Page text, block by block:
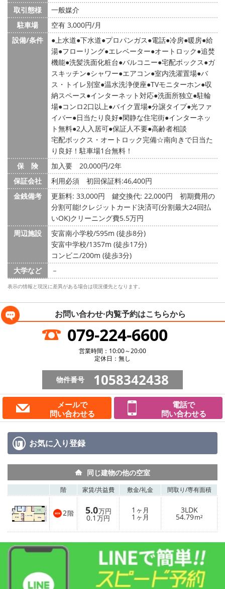
取引態様
一般媒介
駐車場
空有 3,000円/月
設備/条件
上水道 下水道 プロパンガス 電話 冷房 暖房 給
湯 フローリング エレベーター オートロック 追焚
機能 洗髪洗面化粧台 バルコニー 宅配ボックス ガ
スキッチン シャワー エアコン 室内洗濯置場 バ
ス・トイレ別室 温水洗浄便座 TVモニターホン 収
納スペース インターネット対応 洗面所独立 駐輪
場 コンロ2口以上 バイク置場 分譲タイプ 光ファ
イバー 日当たり良好 閑静な住宅街 インターネッ
ト無料 2人入居可 保証人不要 高齢者相談
宅配ボックス・オートロック完備☆南向きで日当た
り良好！駐車場1台無料！
保 険
加入要 20,000円/2年
保証会社
利用必須 初回保証料:46,400円
金銭備考
更新料: 33,000円 鍵交換代: 22,000円
初期費用の
分割可能!クレジットカード決済可(分割最大24回払
いOK)クリーニング費5.5万円
周辺施設
安富南小学校/595m (徒歩8分)
安富中学校/1357m (徒歩17分)
コンビニ/200m (徒歩3分)
大学など
－
表示の情報と現況に差異がある場合は現況優先となります。
お問い合わせ·内覧予約はこちらから
079-224-6600
営業時間：10:00～20:00
定休日：無し
物件番号 1058342438
メールで
問い合わせる
電話で
問い合わせる
お気に入り登録
同じ建物の他の空室
階 家賃/共益費 敷金/礼金 間取り/専有面積
2階 5.0万円
0.1 万円
1 ヶ月
1 ヶ月
3LDK
54.79m²